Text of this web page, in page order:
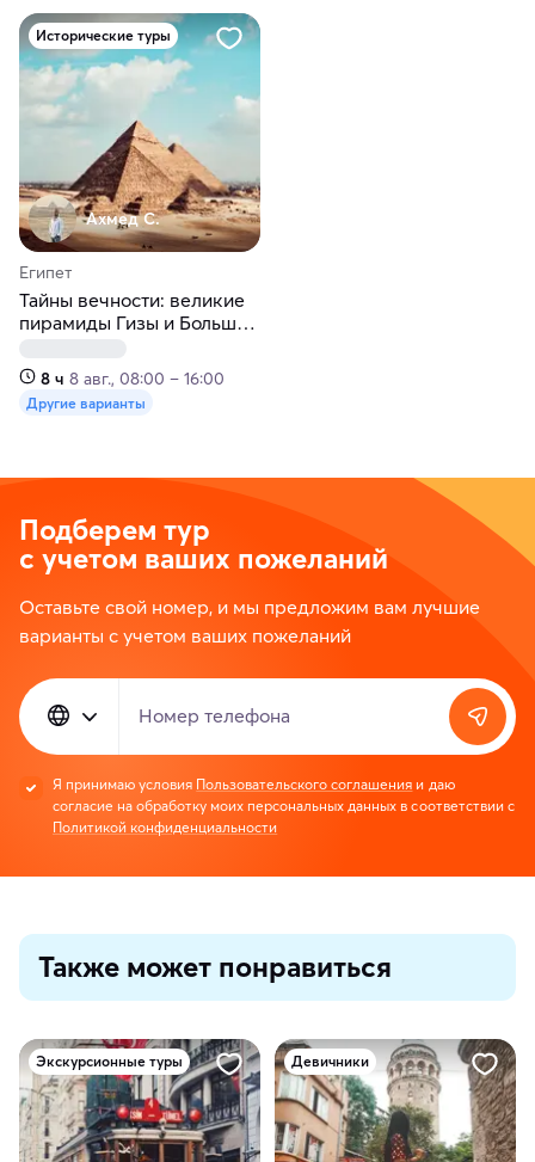
Исторические туры
Ахмед С.
Египет
Тайны вечности: великие
пирамиды Гизы и Большой
8 ч 8 авг., 08:00 – 16:00
Другие варианты
Подберем тур
с учетом ваших пожеланий
Оставьте свой номер, и мы предложим вам лучшие
варианты с учетом ваших пожеланий
Номер телефона
Я принимаю условия Пользовательского соглашения и даю
согласие на обработку моих персональных данных в соответствии с
Политикой конфиденциальности
Также может понравиться
Экскурсионные туры Девичники